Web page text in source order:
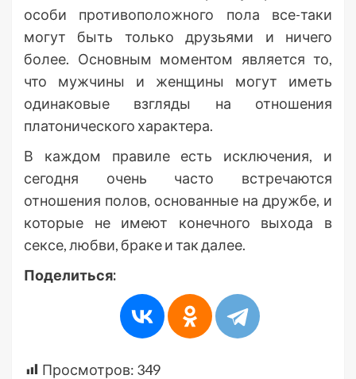
особи противоположного пола все-таки
могут быть только друзьями и ничего
более. Основным моментом является то,
что мужчины и женщины могут иметь
одинаковые взгляды на отношения
платонического характера.
В каждом правиле есть исключения, и
сегодня очень часто встречаются
отношения полов, основанные на дружбе, и
которые не имеют конечного выхода в
сексе, любви, браке и так далее.
Поделиться:
Просмотров: 349